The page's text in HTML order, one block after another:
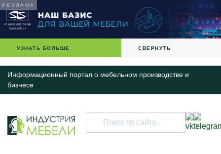
УЗНАТЬ БОЛЬШЕ СВЕРНУТЬ
Информационный портал о мебельном производстве и
бизнесе